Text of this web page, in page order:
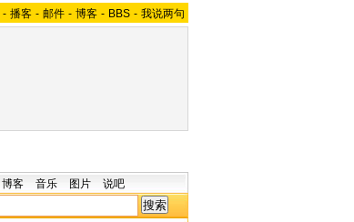
- 播客 - 邮件 - 博客 - BBS - 我说两句
博客 音乐 图片 说吧